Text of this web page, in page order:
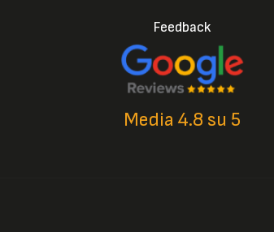
Feedback
Media 4.8 su 5